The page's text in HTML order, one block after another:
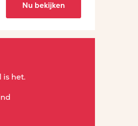
Nu bekijken
is het.